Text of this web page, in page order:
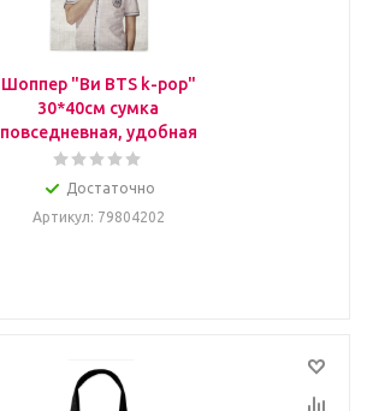
Шоппер "Ви BTS k-pop"
30*40см сумка
повседневная, удобная
Достаточно
Артикул: 79804202